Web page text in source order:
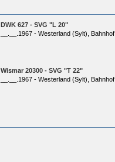
DWK 627 - SVG "L 20"
__.__.1967 - Westerland (Sylt), Bahnhof
Wismar 20300 - SVG "T 22"
__.__.1967 - Westerland (Sylt), Bahnhof